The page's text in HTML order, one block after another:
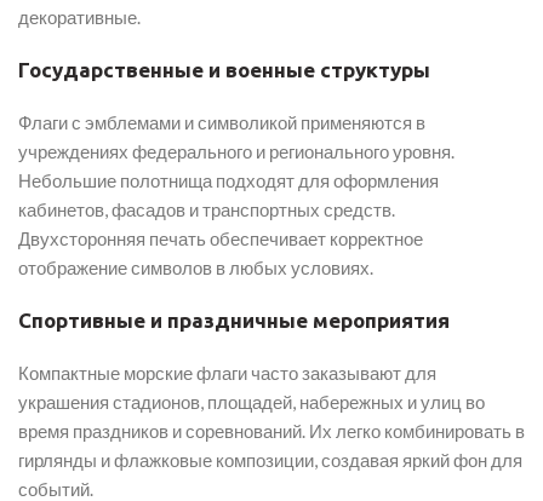
декоративные.
Государственные и военные структуры
Флаги с эмблемами и символикой применяются в
учреждениях федерального и регионального уровня.
Небольшие полотнища подходят для оформления
кабинетов, фасадов и транспортных средств.
Двухсторонняя печать обеспечивает корректное
отображение символов в любых условиях.
Спортивные и праздничные мероприятия
Компактные морские флаги часто заказывают для
украшения стадионов, площадей, набережных и улиц во
время праздников и соревнований. Их легко комбинировать в
гирлянды и флажковые композиции, создавая яркий фон для
событий.